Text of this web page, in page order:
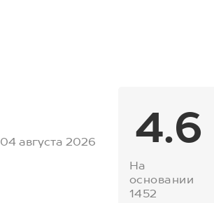
4.6
На
основании
1452
04 августа 2026